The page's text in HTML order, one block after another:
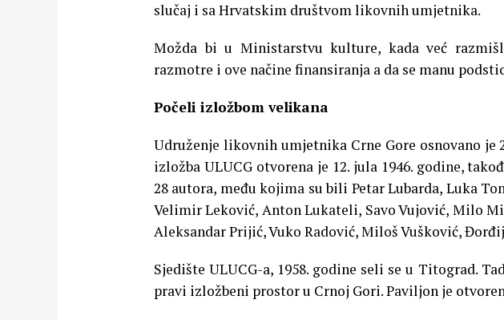
slučaj i sa Hrvatskim društvom likovnih umjetnika.
Možda bi u Ministarstvu kulture, kada već
razmotre i ove načine finansiranja a da se manu
Počeli izložbom velikana
Udruženje likovnih umjetnika Crne Gore osnovano je
izložba ULUCG otvorena je 12. jula 1946. godine,
28 autora, među kojima su bili Petar Lubarda, Luka
Velimir Leković, Anton Lukateli, Savo Vujović, Milo
Aleksandar Prijić, Vuko Radović, Miloš Vušković,
Sjedište ULUCG-a, 1958. godine seli se u Titograd.
pravi izložbeni prostor u Crnoj Gori. Paviljon je